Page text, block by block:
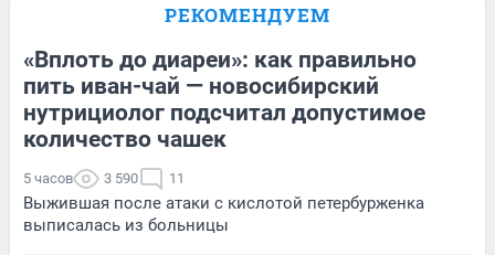
РЕКОМЕНДУЕМ
«Вплоть до диареи»: как правильно
пить иван-чай — новосибирский
нутрициолог подсчитал допустимое
количество чашек
5 часов 3 590 11
Выжившая после атаки с кислотой петербурженка
выписалась из больницы